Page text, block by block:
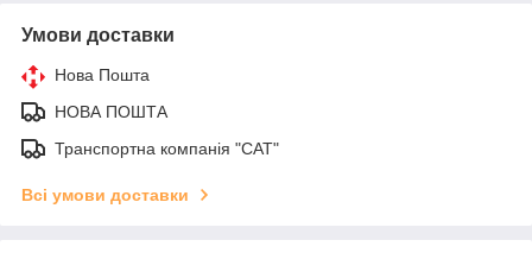
Умови доставки
Нова Пошта
НОВА ПОШТА
Транспортна компанія "САТ"
Всі умови доставки